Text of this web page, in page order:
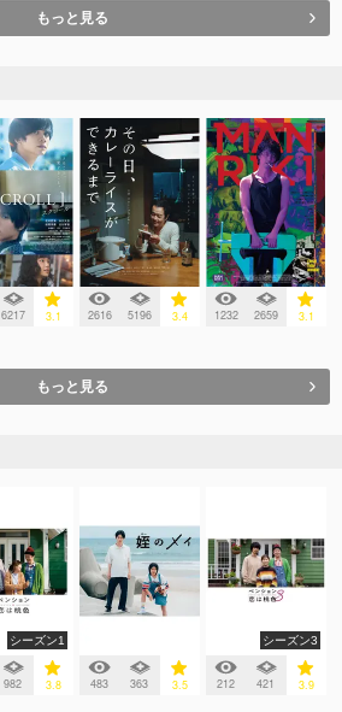
もっと見る
6217 3.1 2616 5196 3.4 1232 2659 3.1
もっと見る
シーズン1
982 3.8 483 363 3.5
シーズン3
212 421 3.9